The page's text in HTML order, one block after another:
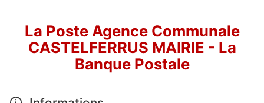
La Poste Agence Communale
CASTELFERRUS MAIRIE - La
Banque Postale